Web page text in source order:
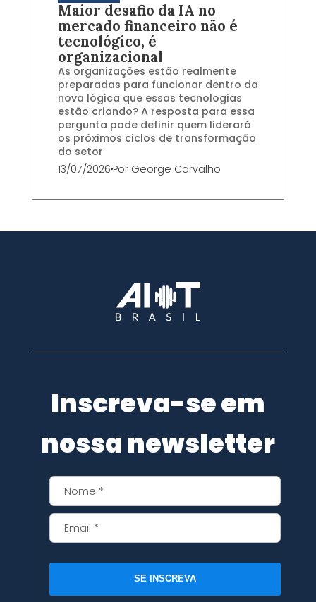
Maior desafio da IA no
mercado financeiro não é
tecnológico, é
organizacional
As organizações estão realmente
preparadas para funcionar dentro da
nova lógica que essas tecnologias
estão criando? A resposta para essa
pergunta pode definir quem liderará
os próximos ciclos de transformação
do setor
13/07/2026Por George Carvalho
Inscreva-se em
nossa newsletter
SE INSCREVA